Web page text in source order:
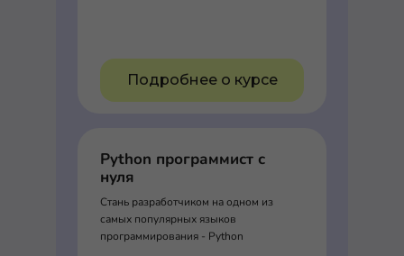
Подробнее о курсе
Python программист с
нуля
Стань разработчиком на одном из
самых популярных языков
программирования - Python